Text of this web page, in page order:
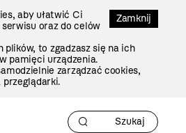
Zamknij
aby ułatwić Ci
oraz do celów
plików, to zgadzasz się na ich
pamięci urządzenia.
zarządzać cookies,